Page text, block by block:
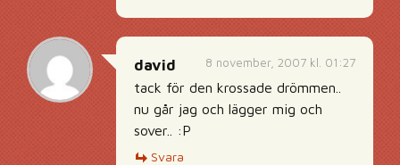
8 november, 2007 kl. 01:27
david
tack för den krossade drömmen..
nu går jag och lägger mig och
sover.. :P
Svara